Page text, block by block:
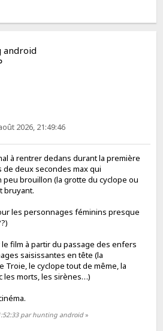
android
2026, 21:49:46
à rentrer dedans durant la première
de deux secondes max qui
peu brouillon (la grotte du cyclope ou
bruyant.
les personnages féminins presque
le film à partir du passage des enfers
saisissantes en tête (la
Troie, le cyclope tout de même, la
les morts, les sirènes…)
par hunting android»